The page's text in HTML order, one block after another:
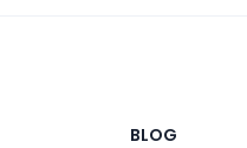
BLOG